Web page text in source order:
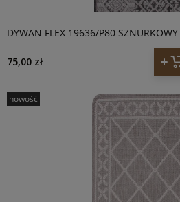
75,00 zł
nowość